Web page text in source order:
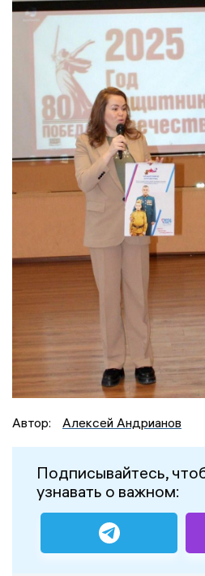
Автор: Алексей Андрианов
Подписывайтесь,
узнавать о важном: